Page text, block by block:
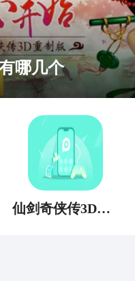
哪几个
仙剑奇侠传3D回合